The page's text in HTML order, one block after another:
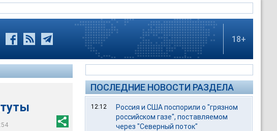
18+
ПОСЛЕДНИЕ НОВОСТИ РАЗДЕЛА
12:12
Россия и США поспорили о "грязном
российском газе", поставляемом
через "Северный поток"